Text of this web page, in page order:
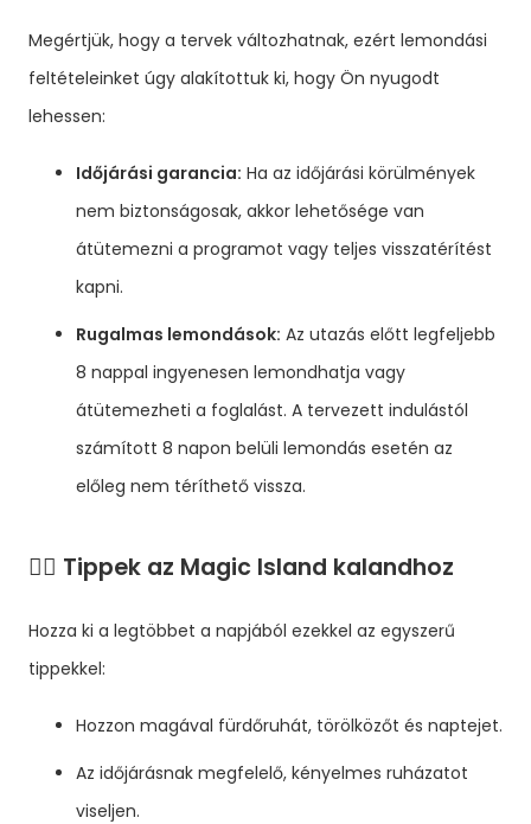
Megértjük, hogy a tervek változhatnak, ezért lemondási
feltételeinket úgy alakítottuk ki, hogy Ön nyugodt
lehessen:
Időjárási garancia: Ha az időjárási körülmények
nem biztonságosak, akkor lehetősége van
átütemezni a programot vagy teljes visszatérítést
kapni.
Rugalmas lemondások: Az utazás előtt legfeljebb
8 nappal ingyenesen lemondhatja vagy
átütemezheti a foglalást. A tervezett indulástól
számított 8 napon belüli lemondás esetén az
előleg nem téríthető vissza.
👨‍✈️ Tippek az Magic Island kalandhoz
Hozza ki a legtöbbet a napjából ezekkel az egyszerű
tippekkel:
Hozzon magával fürdőruhát, törölközőt és naptejet.
Az időjárásnak megfelelő, kényelmes ruházatot
viseljen.